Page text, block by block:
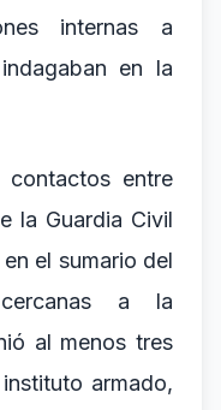
internas a
en la
contactos entre
la Guardia Civil
el sumario del
a la
al menos tres
armado,